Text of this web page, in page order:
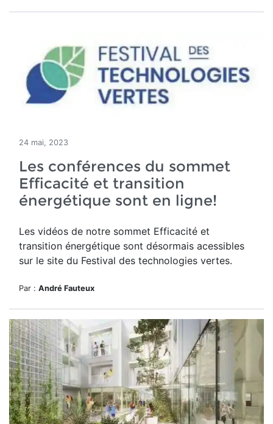
24 mai, 2023
Les conférences du sommet
Efficacité et transition
énergétique sont en ligne!
Les vidéos de notre sommet Efficacité et
transition énergétique sont désormais acessibles
sur le site du Festival des technologies vertes.
Par : André Fauteux